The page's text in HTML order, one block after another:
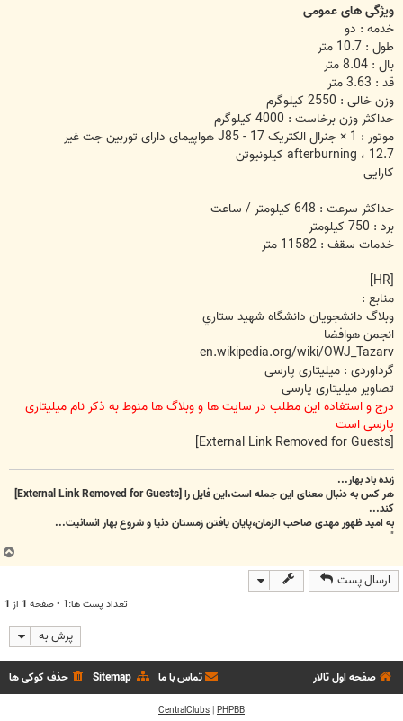
ویژگی های عمومی
خدمه : دو
طول : 10.7 متر
بال : 8.04 متر
قد : 3.63 متر
وزن خالی : 2550 کیلوگرم
حداکثر وزن برخاست : 4000 کیلوگرم
موتور : 1 × جنرال الکتریک J85 - 17 هواپیمای دارای توربین جت غیر
afterburning ، 12.7 کیلونیوتن
کارایی
حداکثر سرعت : 648 کیلومتر / ساعت
برد : 750 کیلومتر
خدمات سقف : 11582 متر
[HR]
منابع :
وبلاگ دانشجويان دانشگاه شهيد ستاري
انجمن هوافضا
en.wikipedia.org/wiki/OWJ_Tazarv
گرداوردی : میلیتاری پارسی
تصاویر میلیتاری پارسی
درج و استفاده این مطلب در سایت ها و وبلاگ ها منوط به ذکر نام میلیتاری
پارسی است
[External Link Removed for Guests]
زنده باد بهار...
هر کس به دنبال معنای این جمله است،این فایل را[External Link Removed for Guests]
کند...
به امید ظهور مهدی صاحب الزمان،پایان یافتن زمستان دنیا و شروع بهار انسانیت...
"
ارسال پست
تعداد پست ها:1 • صفحه 1 از 1
پرش به
صفحه اول تالار حذف کوکی ها Sitemap تماس با ما
PHPBB
|
CentralClubs